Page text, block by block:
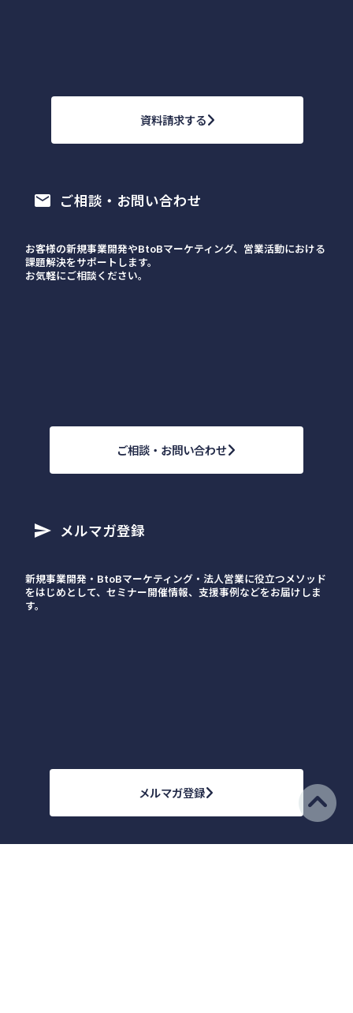
資料請求する
email ご相談・お問い合わせ
お客様の新規事業開発やBtoBマーケティング、営業活動における
課題解決をサポートします。
お気軽にご相談ください。
ご相談・お問い合わせ
send メルマガ登録
新規事業開発・BtoBマーケティング・法人営業に役立つメソッド
をはじめとして、セミナー開催情報、支援事例などをお届けしま
す。
メルマガ登録